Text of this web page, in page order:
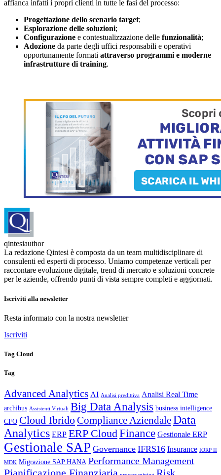
affianca infatti i propri clienti in tutte le fasi del processo:
Progettazione dello scenario target;
Esplorazione delle soluzioni;
Configurazione e contestualizzazione delle funzionalità;
Adozione da parte degli uffici responsabili e operativi
opportunamente formati attraverso programmi e moderne
infrastrutture di training.
qintesiauthor
La redazione Qintesi è composta da un team multidisciplinare di
consulenti ed esperti di processo. Uniamo competenze verticali per
raccontare evoluzione digitale, trend di mercato e soluzioni concrete
per le aziende, offrendo punti di vista sempre completi e aggiornati.
Iscriviti alla newsletter
Resta informato con la nostra newsletter
Iscriviti
Tag Cloud
Tag
Advanced Analytics AI Analisi predittiva Analisi Real Time
archibus Assistenti Virtuali Big Data Analysis business intelligence
CFO Cloud IbridoCompliance AziendaleData
Analytics ERP ERP CloudFinance Gestionale ERP
Gestionale SAP Governance IFRS16 Insurance IORP II
MDK Migrazione SAP HANA Performance Management